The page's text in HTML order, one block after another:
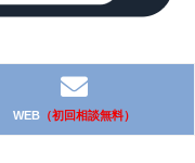
WEB（初回相談無料）